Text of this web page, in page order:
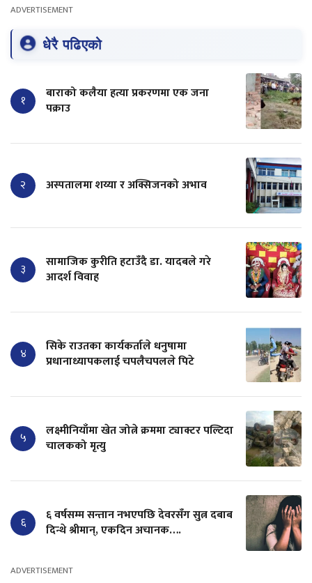
ADVERTISEMENT
धेरै पढिएको
१
बाराको कलैया हत्या प्रकरणमा एक जना
पक्राउ
२ अस्पतालमा शय्या र अक्सिजनको अभाव
३
सामाजिक कुरीति हटाउँदै डा. यादबले गरे
आदर्श विवाह
४
सिके राउतका कार्यकर्ताले धनुषामा
प्रधानाध्यापकलाई चपलैचपलले पिटे
५
लक्ष्मीनियाँमा खेत जोत्ने क्रममा ट्याक्टर पल्टिदा
चालकको मृत्यु
६
६ वर्षसम्म सन्तान नभएपछि देवरसँग सुत्न दबाब
दिन्थे श्रीमान्, एकदिन अचानक….
ADVERTISEMENT